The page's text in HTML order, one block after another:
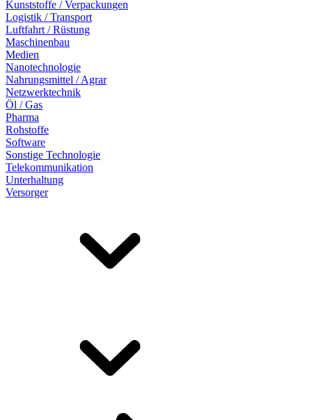
Kunststoffe / Verpackungen
Logistik / Transport
Luftfahrt / Rüstung
Maschinenbau
Medien
Nanotechnologie
Nahrungsmittel / Agrar
Netzwerktechnik
Öl / Gas
Pharma
Rohstoffe
Software
Sonstige Technologie
Telekommunikation
Unterhaltung
Versorger